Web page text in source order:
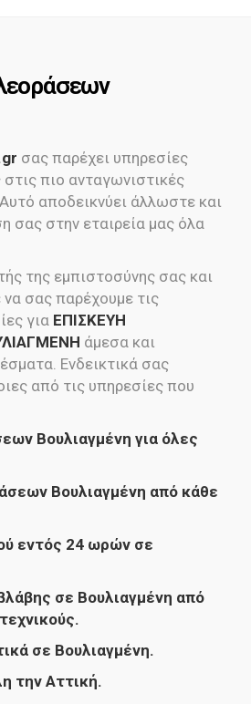
σας παρέχει υπηρεσίες
πιο ανταγωνιστικές
αποδεικνύει άλλωστε και
σας στην εταιρεία μας όλα
της εμπιστοσύνης σας και
να σας παρέχουμε τις
για ΕΠΙΣΚΕΥΗ
άμεσα και
Ενδεικτικά σας
από τις υπηρεσίες που
Βουλιαγμένη για όλες
Βουλιαγμένη από κάθε
εντός 24 ωρών σε
σε Βουλιαγμένη από
σε Βουλιαγμένη.
την Αττική.